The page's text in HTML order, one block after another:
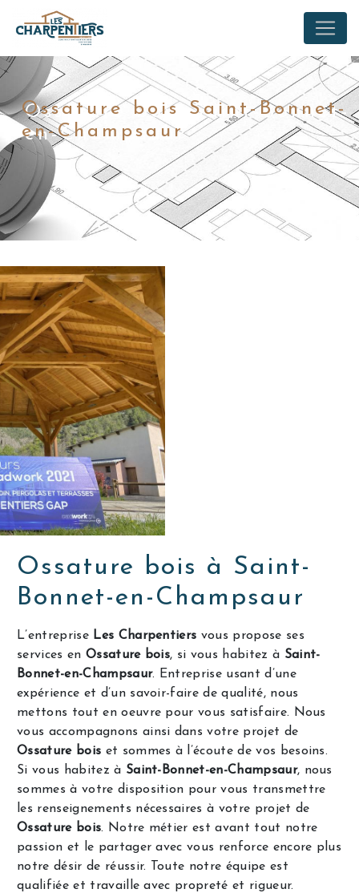
Ossature bois Saint-Bonnet-
en-Champsaur
Ossature bois à Saint-
Bonnet-en-Champsaur
L’entreprise Les Charpentiers vous propose ses
services en Ossature bois, si vous habitez à Saint-
Bonnet-en-Champsaur. Entreprise usant d’une
expérience et d’un savoir-faire de qualité, nous
mettons tout en oeuvre pour vous satisfaire. Nous
vous accompagnons ainsi dans votre projet de
Ossature bois et sommes à l’écoute de vos besoins.
Si vous habitez à Saint-Bonnet-en-Champsaur, nous
sommes à votre disposition pour vous transmettre
les renseignements nécessaires à votre projet de
Ossature bois. Notre métier est avant tout notre
passion et le partager avec vous renforce encore plus
notre désir de réussir. Toute notre équipe est
qualifiée et travaille avec propreté et rigueur.
Panneau de gestion des cookies